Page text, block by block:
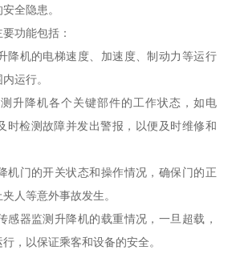
全隐患。
功能包括：
降机的电梯速度、加速度、制动力等运行
运行。
升降机各个关键部件的工作状态，如电
时检测故障并发出警报，以便及时维修和
机门的开关状态和操作情况，确保门的正
人等意外事故发生。
感器监测升降机的载重情况，一旦超载，
，以保证乘客和设备的安全。